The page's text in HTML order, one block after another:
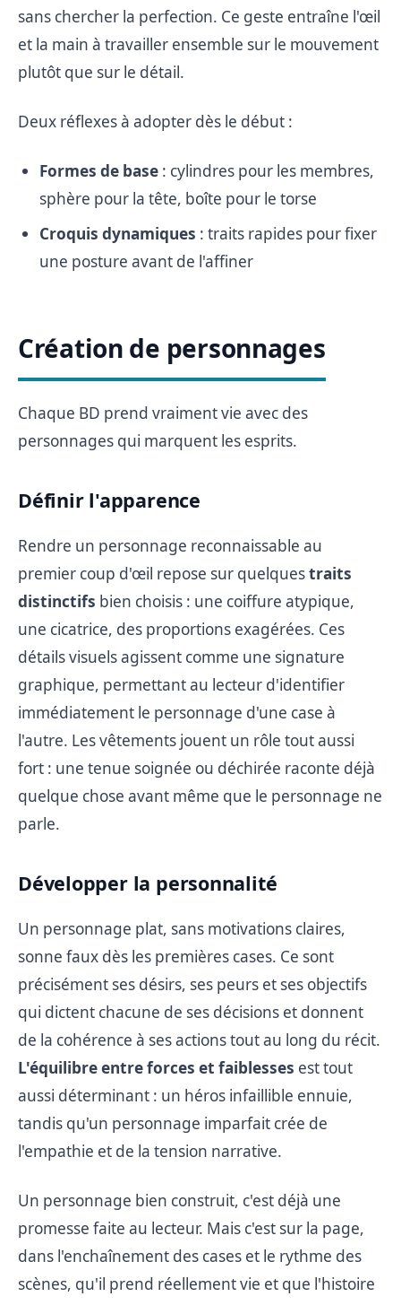
sans chercher la perfection. Ce geste entraîne l'œil
et la main à travailler ensemble sur le mouvement
plutôt que sur le détail.
Deux réflexes à adopter dès le début :
Formes de base : cylindres pour les membres,
sphère pour la tête, boîte pour le torse
Croquis dynamiques : traits rapides pour fixer
une posture avant de l'affiner
Création de personnages
Chaque BD prend vraiment vie avec des
personnages qui marquent les esprits.
Définir l'apparence
Rendre un personnage reconnaissable au
premier coup d'œil repose sur quelquestraits
distinctifs bien choisis : une coiffure atypique,
une cicatrice, des proportions exagérées. Ces
détails visuels agissent comme une signature
graphique, permettant au lecteur d'identifier
immédiatement le personnage d'une case à
l'autre. Les vêtements jouent un rôle tout aussi
fort : une tenue soignée ou déchirée raconte déjà
quelque chose avant même que le personnage ne
parle.
Développer la personnalité
Un personnage plat, sans motivations claires,
sonne faux dès les premières cases. Ce sont
précisément ses désirs, ses peurs et ses objectifs
qui dictent chacune de ses décisions et donnent
de la cohérence à ses actions tout au long du récit.
L'équilibre entre forces et faiblesses est tout
aussi déterminant : un héros infaillible ennuie,
tandis qu'un personnage imparfait crée de
l'empathie et de la tension narrative.
Un personnage bien construit, c'est déjà une
promesse faite au lecteur. Mais c'est sur la page,
dans l'enchaînement des cases et le rythme des
scènes, qu'il prend réellement vie et que l'histoire